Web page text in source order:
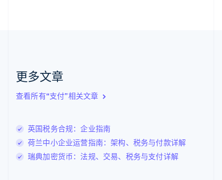
更多文章
查看所有“支付”相关文章
英国税务合规：企业指南
荷兰中小企业运营指南：架构、税务与付款详解
瑞典加密货币：法规、交易、税务与支付详解
English
English
卢森堡
罗马尼亚
English